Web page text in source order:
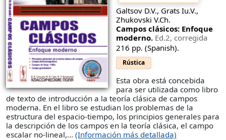
Galtsov D.V., Grats Iu.V.,
Zhukovski V.Ch.
Campos clásicos: Enfoque
moderno. Ed.2, corregida
216 pp. (Spanish).
Rústica
Esta obra está concebida
para ser utilizada como libro
de texto de introducción a la teoría clásica de campos
moderna. En el libro se estudian los problemas de la
estructura del espacio-tiempo, los principios generales para
la descripción de los campos en la teoría clásica, el campo
escalar no-lineal,... (Información más detallada)